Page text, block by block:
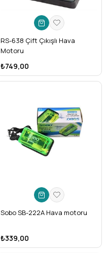
RS-638 Çift Çıkışlı Hava
Motoru
₺749,00
Sobo SB-222A Hava motoru
₺339,00